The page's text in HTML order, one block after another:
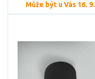
Může být u Vás 16. 9.